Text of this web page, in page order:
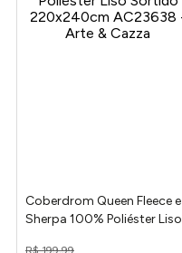
Coberdrom Queen Fleece e
Sherpa 100% Poliéster Liso
R$ 199,99